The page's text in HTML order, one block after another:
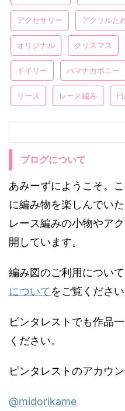
アクセサリー アクリルた
オリジナル クリスマス
ドイリー ハマナカボニー
リース レース編み
ブログについて
あみーずにようこそ。
に編み物を楽しんでい
レース編みの小物やア
開しています。
編み図のご利用について
についてをご覧ください
ピンタレストでも作品
ください。
ピンタレストのアカウン
@midorikame